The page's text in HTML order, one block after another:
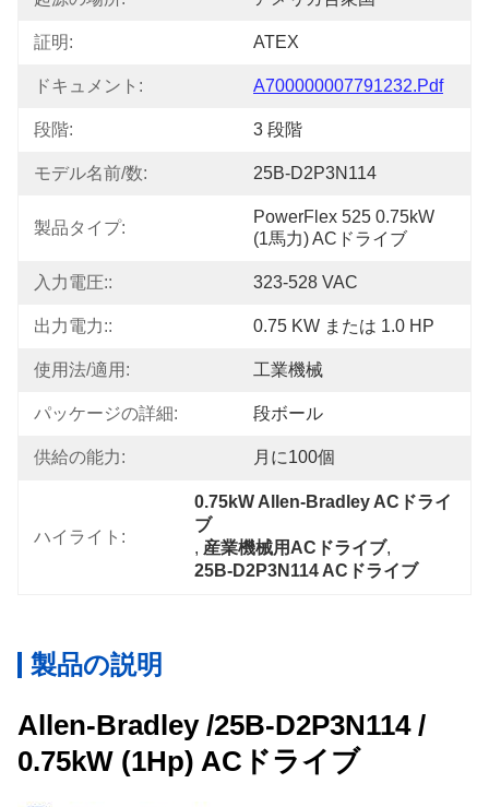
証明: ATEX
ドキュメント: A700000007791232.pdf
段階: 3 段階
モデル名前/数: 25B-D2P3N114
製品タイプ:
PowerFlex 525 0.75kW
(1馬力) ACドライブ
入力電圧:: 323-528 VAC
出力電力:: 0.75 KW または 1.0 HP
使用法/適用: 工業機械
パッケージの詳細: 段ボール
供給の能力: 月に100個
ハイライト:
0.75kW Allen-Bradley ACドライ
ブ
, 産業機械用ACドライブ,
25B-D2P3N114 ACドライブ
製品の説明
Allen-Bradley /25B-D2P3N114 /
0.75kW (1Hp) ACドライブ